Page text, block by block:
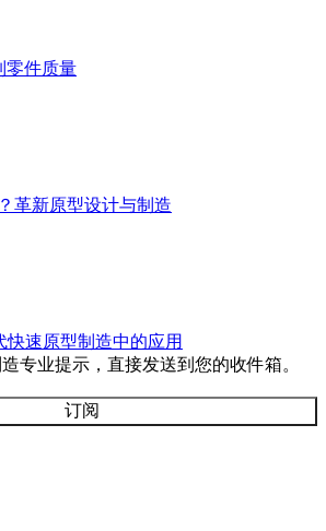
零件质量
革新原型设计与制造
速原型制造中的应用
专业提示，直接发送到您的收件箱。
订阅